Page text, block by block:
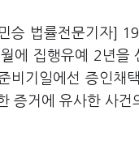
승 법률전문기자]
에 집행유예 2년을
비기일에선 증인채
증거에 유사한 사